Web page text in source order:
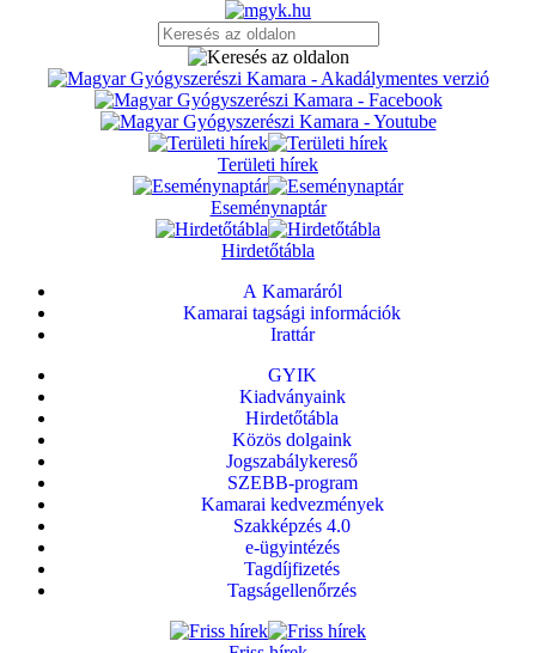
Területi hírek
Eseménynaptár
Hirdetőtábla
A Kamaráról
Kamarai tagsági információk
Irattár
GYIK
Kiadványaink
Hirdetőtábla
Közös dolgaink
Jogszabálykereső
SZEBB-program
Kamarai kedvezmények
Szakképzés 4.0
e-ügyintézés
Tagdíjfizetés
Tagságellenőrzés